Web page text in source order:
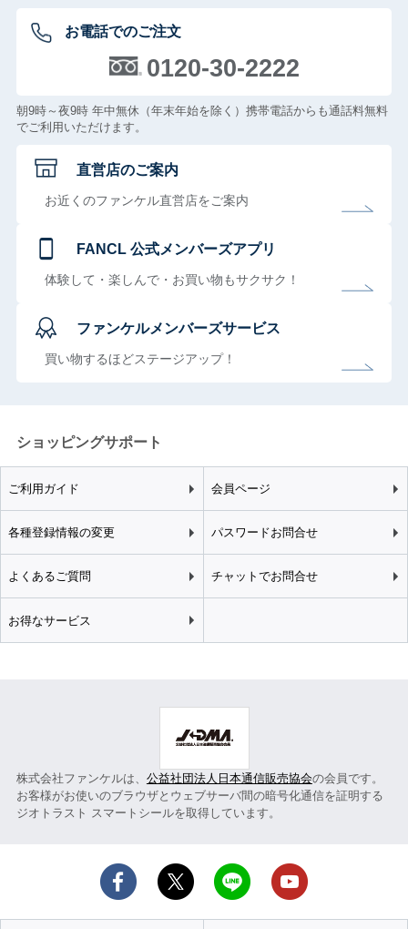
お電話でのご注文
0120-30-2222
朝9時～夜9時 年中無休（年末年始を除く）携帯電話からも通話料無料
でご利用いただけます。
直営店のご案内
お近くのファンケル直営店をご案内
FANCL 公式メンバーズアプリ
体験して・楽しんで・お買い物もサクサク！
ファンケルメンバーズサービス
買い物するほどステージアップ！
ショッピングサポート
ご利用ガイド 会員ページ
各種登録情報の変更 パスワードお問合せ
よくあるご質問 チャットでお問合せ
お得なサービス
株式会社ファンケルは、 公益社団法人日本通信販売協会の会員です。
お客様がお使いのブラウザとウェブサーバ間の暗号化通信を証明する
ジオトラスト スマートシールを取得しています。